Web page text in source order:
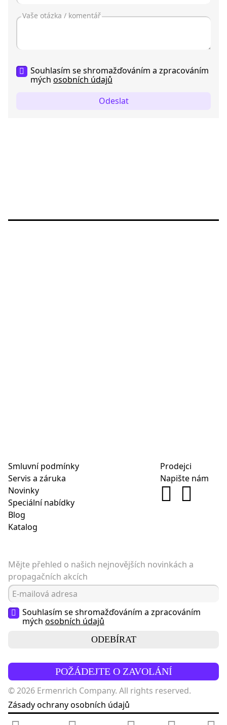
Souhlasím se shromažďováním a zpracováním
mých osobních údajů
Odeslat
Smluvní podmínky
Servis a záruka
Novinky
Speciální nabídky
Blog
Katalog
Prodejci
Napište nám
Mějte přehled o našich nejnovějších novinkách a
propagačních akcích
Souhlasím se shromažďováním a zpracováním
mých osobních údajů
ODEBÍRAT
POŽÁDEJTE O ZAVOLÁNÍ
© 2026 Ermenrich Company. All rights reserved.
Zásady ochrany osobních údajů